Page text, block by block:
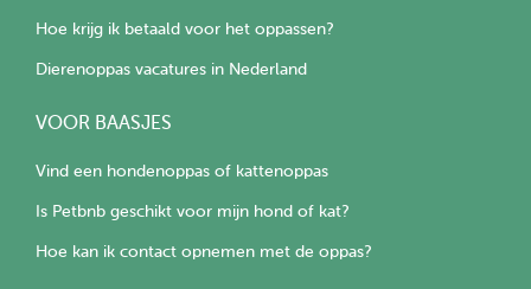
Hoe krijg ik betaald voor het oppassen?
Dierenoppas vacatures in Nederland
VOOR BAASJES
Vind een hondenoppas of kattenoppas
Is Petbnb geschikt voor mijn hond of kat?
Hoe kan ik contact opnemen met de oppas?